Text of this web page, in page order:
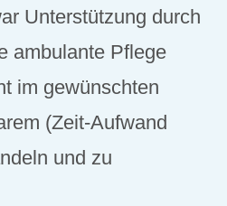
Unterstützung durch
ambulante Pflege
im gewünschten
(Zeit-Aufwand
und zu